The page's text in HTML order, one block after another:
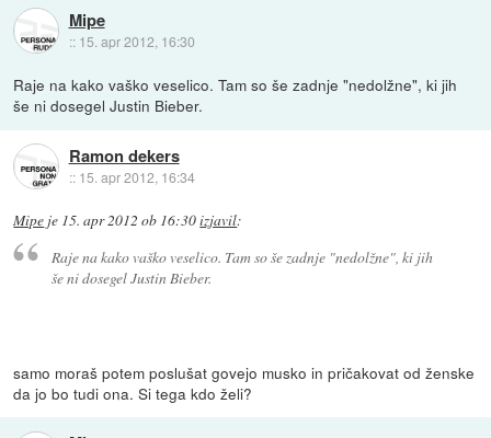
Mipe
:: 15. apr 2012, 16:30
Raje na kako vaško veselico. Tam so še zadnje "nedolžne", ki jih
še ni dosegel Justin Bieber.
Ramon dekers
:: 15. apr 2012, 16:34
Mipe je 15. apr 2012 ob 16:30izjavil:
Raje na kako vaško veselico. Tam so še zadnje "nedolžne", ki jih
še ni dosegel Justin Bieber.
samo moraš potem poslušat govejo musko in pričakovat od ženske
da jo bo tudi ona. Si tega kdo želi?